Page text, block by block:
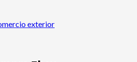
exterior